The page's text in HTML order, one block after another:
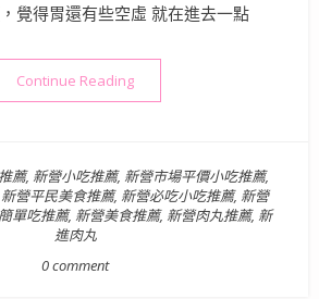
覺得胃還有些空虛 就在進去一點
Continue Reading“【美食】台南．新營區| 新
薦, 新營小吃推薦, 新營市場平價小吃推薦,
新營平民美食推薦, 新營必吃小吃推薦, 新營
單吃推薦, 新營美食推薦, 新營肉丸推薦, 新
進肉丸
0 comment